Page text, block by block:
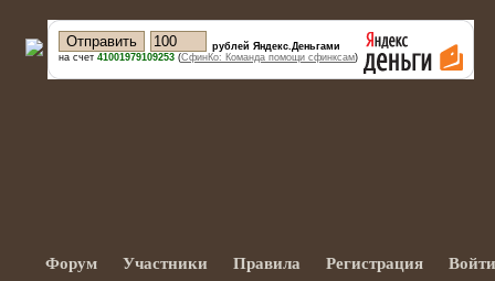
рублей Яндекс.Деньгами
на счет 41001979109253 (СфинКо: Команда помощи сфинксам)
Форум Участники Правила Регистрация